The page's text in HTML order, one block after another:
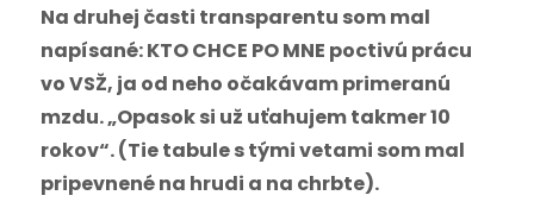
Na druhej časti transparentu som mal
napísané: KTO CHCE PO MNE poctivú prácu
vo VSŽ, ja od neho očakávam primeranú
mzdu. „Opasok si už uťahujem takmer 10
rokov“. (Tie tabule s tými vetami som mal
pripevnené na hrudi a na chrbte).